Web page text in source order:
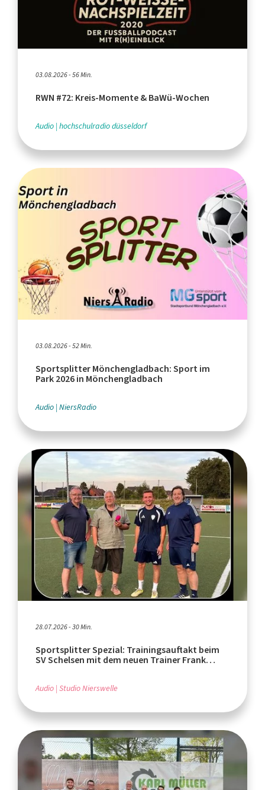
03.08.2026 - 56 Min.
RWN #72: Kreis-Momente & BaWü-Wochen
Audio hochschulradio düsseldorf
03.08.2026 - 52 Min.
Sportsplitter Mönchengladbach: Sport im
Park 2026 in Mönchengladbach
Audio NiersRadio
28.07.2026 - 30 Min.
Sportsplitter Spezial: Trainingsauftakt beim
SV Schelsen mit dem neuen Trainer Frank
Audio Studio Nierswelle